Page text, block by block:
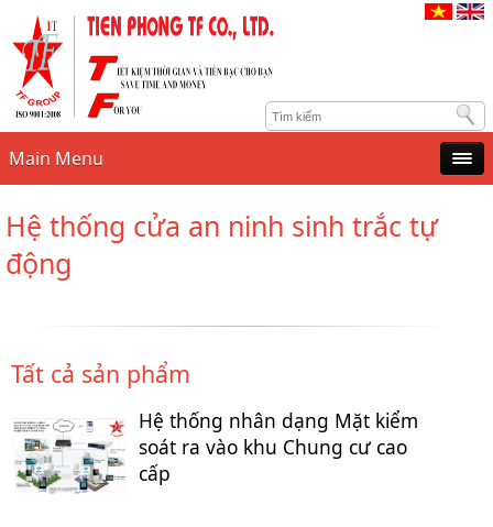
Main Menu
Hệ thống cửa an ninh sinh trắc tự
động
Tất cả sản phẩm
Hệ thống nhân dạng Mặt kiểm
soát ra vào khu Chung cư cao
cấp